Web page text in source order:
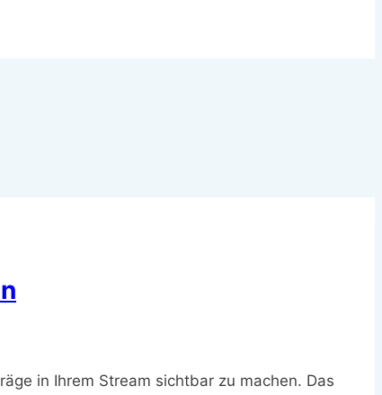
in Ihrem Stream sichtbar zu machen. Das